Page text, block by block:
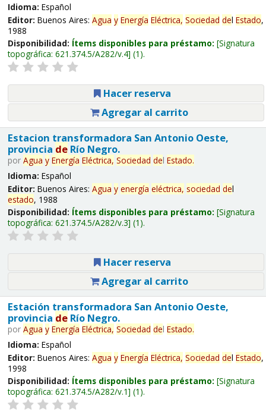
Idioma: Español
Editor: Buenos Aires: Agua y Energía Eléctrica, Sociedad del Estado,
1988
Disponibilidad: Ítems disponibles para préstamo: Signatura
topográfica: 621.374.5/A282/v.4 (1).
Hacer reserva
Agregar al carrito
Estacion transformadora San Antonio Oeste,
provincia deRío Negro.
por Agua y Energía Eléctrica, Sociedad del Estado.
Idioma: Español
Editor: Buenos Aires: Agua y energía eléctrica, sociedad del
estado, 1988
Disponibilidad: Ítems disponibles para préstamo: Signatura
topográfica: 621.374.5/A282/v.3 (1).
Hacer reserva
Agregar al carrito
Estación transformadora San Antonio Oeste,
provincia deRío Negro.
por Agua y Energía Eléctrica, Sociedad del Estado.
Idioma: Español
Editor: Buenos Aires: Agua y Energía Eléctrica, Sociedad del Estado,
1998
Disponibilidad: Ítems disponibles para préstamo: Signatura
topográfica: 621.374.5/A282/v.1 (1).